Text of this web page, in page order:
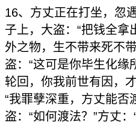
16、方丈正在打坐，忽
子上，大盗：“把钱全拿
外之物，生不带来死不
盗：“这可是你毕生化缘
轮回，你我前世有因，
“我罪孽深重，方丈能否
盗：“如何渡法？”方丈